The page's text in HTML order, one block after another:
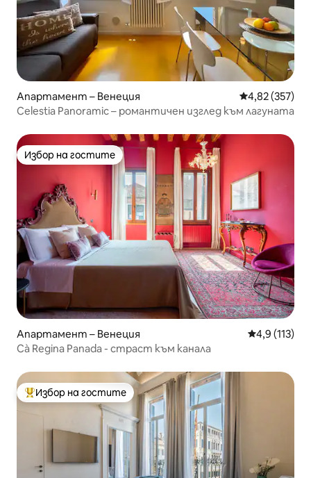
Апартамент – Венеция Средна
4,82 (357)
Celestia Panoramic – романтичен изглед към лагуната
Избор на гостите
Избор на гостите
Апартамент – Венеция Средна
4,9 (113)
Cà Regina Panada - страст към канала
Най-популярен избор на гостите
Избор на гостите